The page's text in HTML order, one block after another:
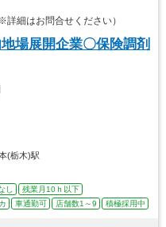
細はお問合せください）
場展開企業〇保険調剤
(栃木)駅
し
残業月10ｈ以下
車通勤可 店舗数1～9 積極採用中